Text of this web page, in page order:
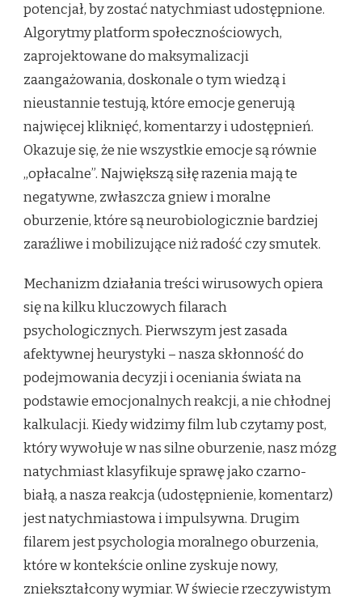
potencjał, by zostać natychmiast udostępnione.
Algorytmy platform społecznościowych,
zaprojektowane do maksymalizacji
zaangażowania, doskonale o tym wiedzą i
nieustannie testują, które emocje generują
najwięcej kliknięć, komentarzy i udostępnień.
Okazuje się, że nie wszystkie emocje są równie
„opłacalne”. Największą siłę razenia mają te
negatywne, zwłaszcza gniew i moralne
oburzenie, które są neurobiologicznie bardziej
zaraźliwe i mobilizujące niż radość czy smutek.
Mechanizm działania treści wirusowych opiera
się na kilku kluczowych filarach
psychologicznych. Pierwszym jest zasada
afektywnej heurystyki – nasza skłonność do
podejmowania decyzji i oceniania świata na
podstawie emocjonalnych reakcji, a nie chłodnej
kalkulacji. Kiedy widzimy film lub czytamy post,
który wywołuje w nas silne oburzenie, nasz mózg
natychmiast klasyfikuje sprawę jako czarno-
białą, a nasza reakcja (udostępnienie, komentarz)
jest natychmiastowa i impulsywna. Drugim
filarem jest psychologia moralnego oburzenia,
które w kontekście online zyskuje nowy,
zniekształcony wymiar. W świecie rzeczywistym